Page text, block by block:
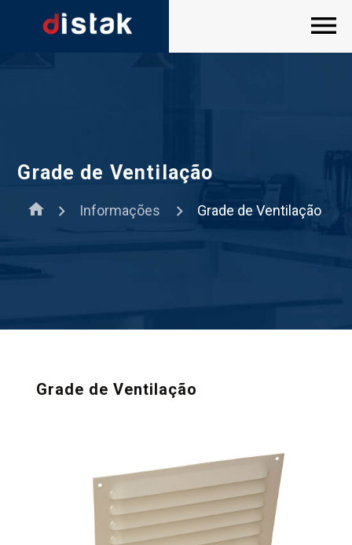
Grade de Ventilação
home Informações Grade de Ventilação
Grade de Ventilação